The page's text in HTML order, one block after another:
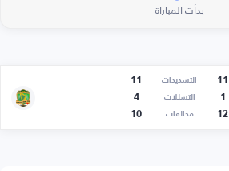
بدأت المباراة
11 التسديدات
11
1
التسللات
4
12
مخالفات 10